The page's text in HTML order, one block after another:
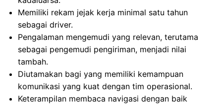
Memiliki rekam jejak kerja minimal satu tahun
sebagai driver.
Pengalaman mengemudi yang relevan, terutama
sebagai pengemudi pengiriman, menjadi nilai
tambah.
Diutamakan bagi yang memiliki kemampuan
komunikasi yang kuat dengan tim operasional.
Keterampilan membaca navigasi dengan baik